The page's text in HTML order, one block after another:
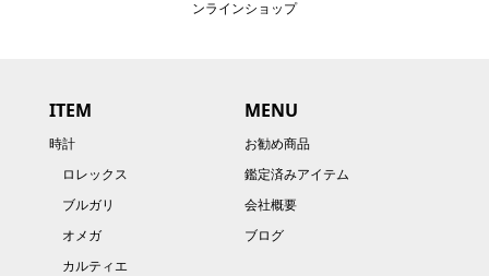
ンラインショップ
ITEM
時計
ロレックス
ブルガリ
オメガ
カルティエ
MENU
お勧め商品
鑑定済みアイテム
会社概要
ブログ